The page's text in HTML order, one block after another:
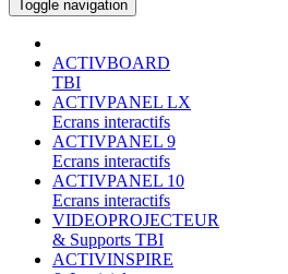
Toggle navigation
ACTIVBOARD
TBI
ACTIVPANEL LX
Ecrans interactifs
ACTIVPANEL 9
Ecrans interactifs
ACTIVPANEL 10
Ecrans interactifs
VIDEOPROJECTEUR
& Supports TBI
ACTIVINSPIRE